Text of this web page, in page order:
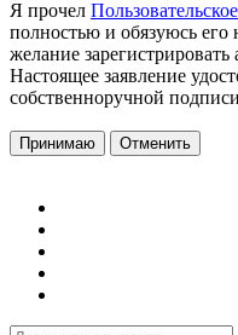
Я прочел
полностью и обязуюсь
желание
Настоящее заявление
собственноручной
Принимаю Отменить